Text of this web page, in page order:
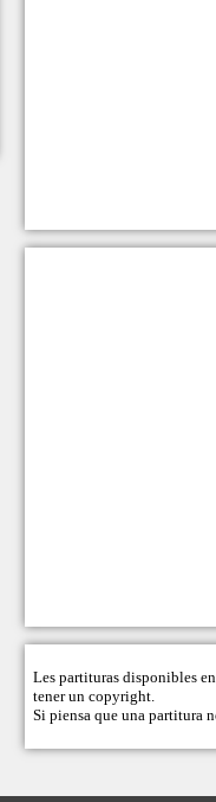
Les partituras disponibles
tener un copyright.
Si piensa que una partitura